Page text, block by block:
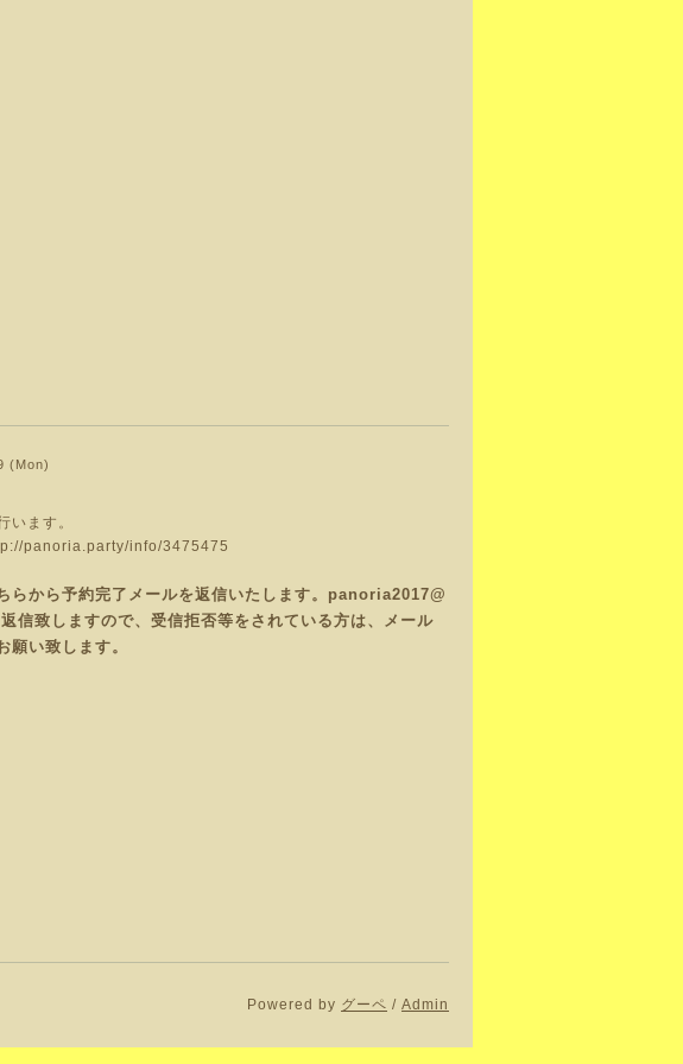
(Mon)
います。
panoria.party/info/3475475
らから予約完了メールを返信いたします。panoria2017@
信致しますので、受信拒否等をされている方は、メール
願い致します。
Powered by グーペ / Admin